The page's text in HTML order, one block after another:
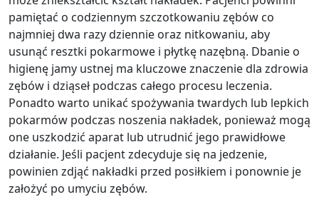
pamiętać o codziennym szczotkowaniu zębów co
najmniej dwa razy dziennie oraz nitkowaniu, aby
usunąć resztki pokarmowe i płytkę nazębną. Dbanie o
higienę jamy ustnej ma kluczowe znaczenie dla zdrowia
zębów i dziąseł podczas całego procesu leczenia.
Ponadto warto unikać spożywania twardych lub lepkich
pokarmów podczas noszenia nakładek, ponieważ mogą
one uszkodzić aparat lub utrudnić jego prawidłowe
działanie. Jeśli pacjent zdecyduje się na jedzenie,
powinien zdjąć nakładki przed posiłkiem i ponownie je
założyć po umyciu zębów.